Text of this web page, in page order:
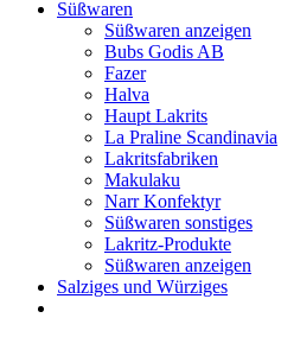
Süßwaren
Süßwaren anzeigen
Bubs Godis AB
Fazer
Halva
Haupt Lakrits
La Praline Scandinavia
Lakritsfabriken
Makulaku
Narr Konfektyr
Süßwaren sonstiges
Lakritz-Produkte
Süßwaren anzeigen
Salziges und Würziges